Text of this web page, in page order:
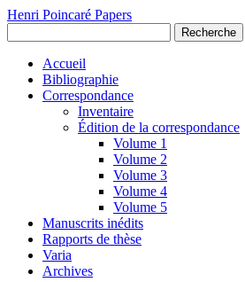
Henri Poincaré Papers
Recherche
Accueil
Bibliographie
Correspondance
Inventaire
Édition de la correspondance
Volume 1
Volume 2
Volume 3
Volume 4
Volume 5
Manuscrits inédits
Rapports de thèse
Varia
Archives